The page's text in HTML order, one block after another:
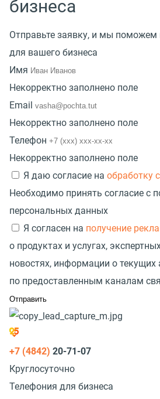
бизнеса
Отправьте заявку, и мы поможем
для вашего бизнеса
Имя
Некорректно заполнено поле
Email
Некорректно заполнено поле
Телефон
Некорректно заполнено поле
Я даю согласие на обработку
Необходимо принять согласие с
персональных данных
Я согласен на получение
о продуктах и услугах,
новостях, информации о текущих
по предоставленным каналам
+7 (4842) 20-71-07
Круглосуточно
Телефония для бизнеса